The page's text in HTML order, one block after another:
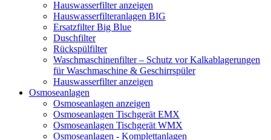
Hauswasserfilter anzeigen
Hauswasserfilteranlagen BIG
Ersatzfilter Big Blue
Duschfilter
Rückspülfilter
Waschmaschinenfilter – Schutz vor Kalkablagerungen
für Waschmaschine & Geschirrspüler
Hauswasserfilter anzeigen
Osmoseanlagen
Osmoseanlagen anzeigen
Osmoseanlagen Tischgerät EMX
Osmoseanlagen Tischgerät WMX
Osmoseanlagen - Komplettanlagen